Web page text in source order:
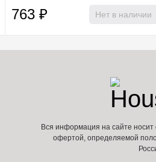
763₽ Нет в наличии
Вся информация на сайте носит
офертой, определяемой